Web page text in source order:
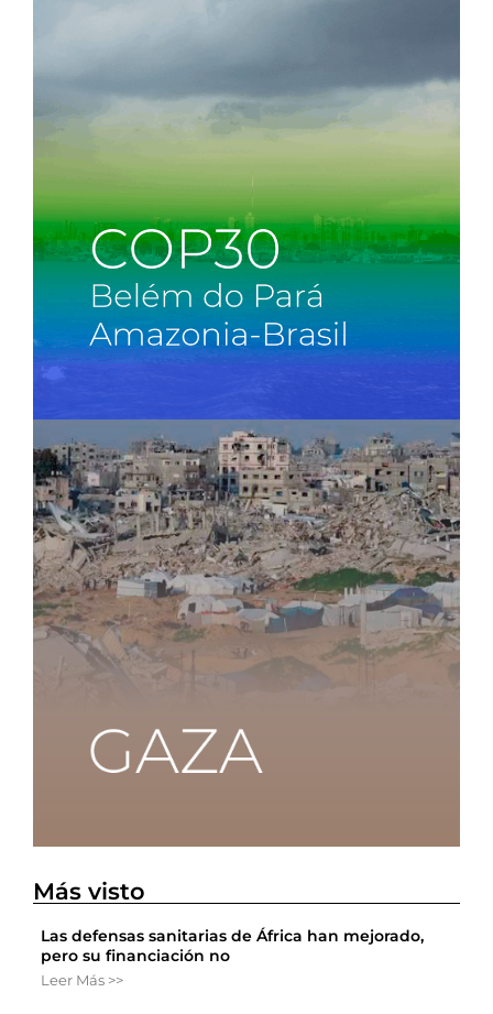
Más visto
Las defensas sanitarias de África han mejorado,
pero su financiación no
Leer Más >>